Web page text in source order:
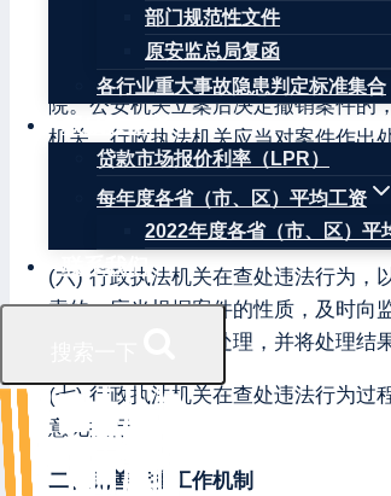
部门规范性文件
原安监总局复函
各行业重大事故隐患判定标准集合
权威数据
贷款市场报价利率（LPR）
每年度各省（市、区）平均工资
2022年度各省（市、区）平
联系我们
(四) 公安机关对行政执法机关移送
的行政执法机关，同时抄送人民检
院。公安机关立案后决定撤销案件的
机关，行政执法机关应当对案件作出
(五) 人民检察院对作出不起诉决定
送有关行政执法机关处理。
(六) 行政执法机关在查处违法行为，
索的，应当根据案件的性质，及时向
真审查，依纪依法处理，并将处理结
(七) 行政执法机关在查处违法行为过
意见执行。
二、完善衔接工作机制